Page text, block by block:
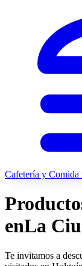
Cafetería y Comida
enLa
Te invitamos a